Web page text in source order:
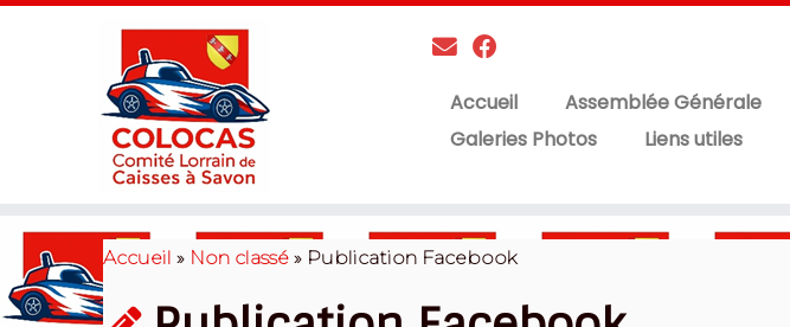
Skip
content
Accueil Assemblée Générale
Galeries Photos
Liens utiles
Accueil » Non classé » Publication Facebook